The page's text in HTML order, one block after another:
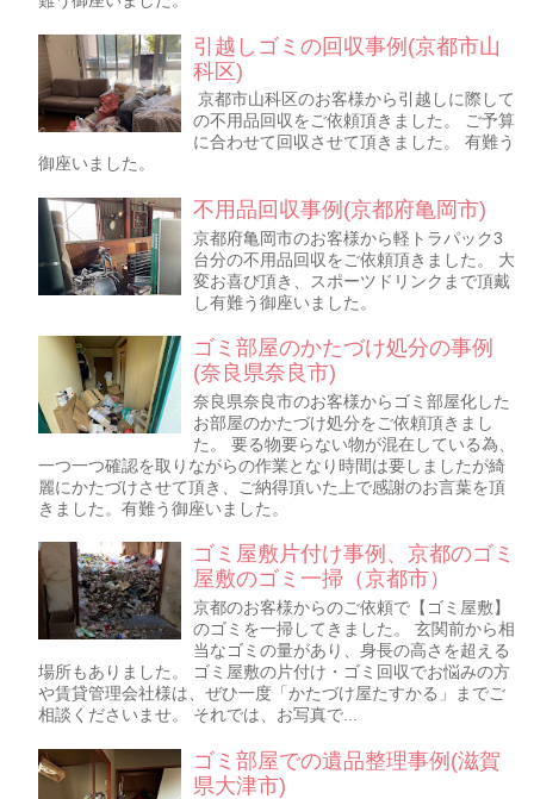
引越しゴミの回収事例(京都市山
科区)
京都市山科区のお客様から引越しに際して
の不用品回収をご依頼頂きました。 ご予算
に合わせて回収させて頂きました。 有難う
御座いました。
不用品回収事例(京都府亀岡市)
京都府亀岡市のお客様から軽トラパック3
台分の不用品回収をご依頼頂きました。 大
変お喜び頂き、スポーツドリンクまで頂戴
し有難う御座いました。
ゴミ部屋のかたづけ処分の事例
(奈良県奈良市)
奈良県奈良市のお客様からゴミ部屋化した
お部屋のかたづけ処分をご依頼頂きまし
た。 要る物要らない物が混在している為、
一つ一つ確認を取りながらの作業となり時間は要しましたが綺
麗にかたづけさせて頂き、ご納得頂いた上で感謝のお言葉を頂
きました。有難う御座いました。
ゴミ屋敷片付け事例、京都のゴミ
屋敷のゴミ一掃（京都市）
京都のお客様からのご依頼で【ゴミ屋敷】
のゴミを一掃してきました。 玄関前から相
当なゴミの量があり、身長の高さを超える
場所もありました。 ゴミ屋敷の片付け・ゴミ回収でお悩みの方
や賃貸管理会社様は、ぜひ一度「かたづけ屋たすかる」までご
相談くださいませ。 それでは、お写真で...
ゴミ部屋での遺品整理事例(滋賀
県大津市)